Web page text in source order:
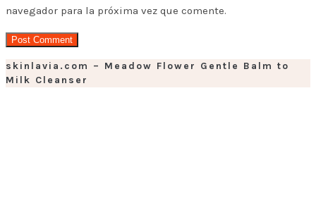
navegador para la próxima vez que comente.
skinlavia.com – Meadow Flower Gentle Balm to
Milk Cleanser